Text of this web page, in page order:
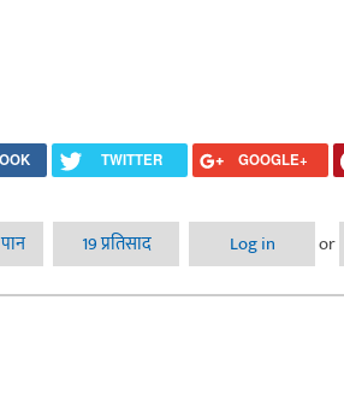
TWITTER GOOGLE+
सामाजिक व वैचारिक योगदानाचे बहुआयामी
एक सामूहिक प्रयत्न)
19 प्रतिसाद Log in or